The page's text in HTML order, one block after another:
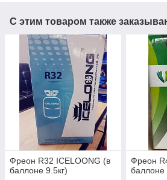
С этим товаром также
Фреон R32 ICELOONG (в
баллоне 9.5кг)
Фреон
баллоне